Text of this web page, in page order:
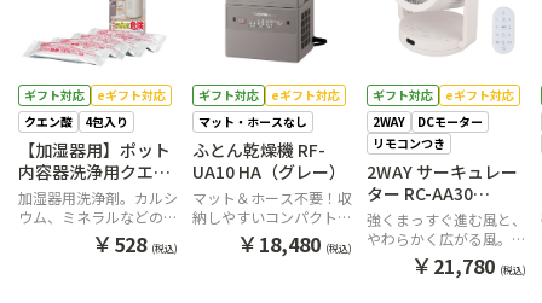
ギフト対応
eギフト対応
クエン酸
4包入り
【加湿器用】ポット
内容器洗浄用クエン
酸 CD-KB03KX Jピカ
ポット
加湿器用洗浄剤。カルシ
ウム、ミネラルなどの汚
れをスッキリ落とす
￥528 (税込)
ギフト対応
eギフト対応
マット・ホースなし
ふとん乾燥機 RF-
UA10 HA（グレー）
マット＆ホース不要！収
納しやすいコンパクト設
￥18,480 (税込)
ギフト対応
eギフト対応
2WAY
DCモーター
リモコンつき
2WAY サーキュレー
ター RC-AA30
WA（ホワイト）
強くまっすぐ進む風と、
やわらかく広がる風。 2
つの風を使って暮らしの
空気を整える2WAYサー
￥21,780 (税込)